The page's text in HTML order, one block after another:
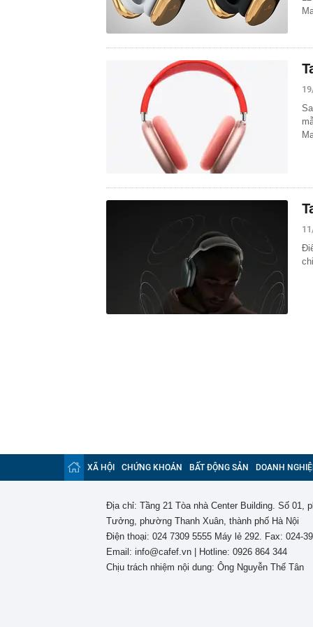
XÃ HỘI CHỨNG KHOÁN BẤT ĐỘNG SẢN DOANH
Địa chỉ: Tầng 21 Tòa nhà Center Building. Số 01,
Tưởng, phường Thanh Xuân, thành phố Hà Nội
Điện thoại: 024 7309 5555 Máy lẻ 292. Fax: 024-
Email: info@cafef.vn | Hotline: 0926 864 344
Chịu trách nhiệm nội dung: Ông Nguyễn Thế Tân